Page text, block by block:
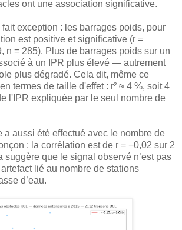
ont une association significative.
exception : les barrages poids, pour
est positive et significative (r =
n = 285). Plus de barrages poids sur un
à un IPR plus élevé — autrement
plus dégradé. Cela dit, même ce
termes de taille d'effet : r² ≈ 4 %, soit 4
l'IPR expliquée par le seul nombre de
a aussi été effectué avec le nombre de
: la corrélation est de r = −0,02 sur 2
suggère que le signal observé n’est pas
lié au nombre de stations
d’eau.